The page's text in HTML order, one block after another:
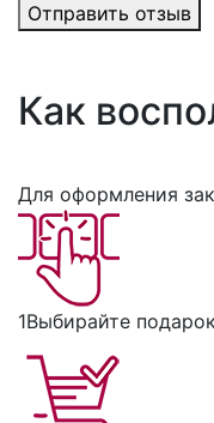
Отправить отзыв
Как
Для оформления
1Выбирайте подарок